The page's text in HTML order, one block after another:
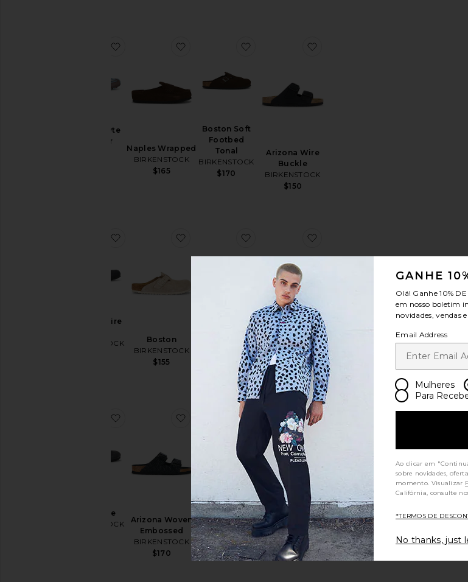
Gel-Sd-Lyte
Sneaker
favoritoGel-Sd-Lyte Sneaker
Naples Wrapped
BIRKENSTOCK
$165
favoritoNaples Wrapped
Boston Soft
Footbed
Tonal
BIRKENSTOCK
$170
favoritoBoston Soft Footbed Tonal
Arizona Wire
Buckle
BIRKENSTOCK
$150
Boston Wire
BIRKENSTOCK
favoritoBoston Wire Buckle
Boston
BIRKENSTOCK
$155
favoritoBoston
Boston Soft
BIRKENSTOCK
favoritoBoston Soft Footbed Tonal
FIVELA BOSTON
BIRKENSTOCK
$175
Exquisite
BIRKENSTOCK
favoritoBoston Exquisite
Arizona Woven
Embossed
BIRKENSTOCK
$170
favoritoArizona Woven Embossed
Solana
BIRKENSTOCK
$140
favoritoSolana
Atacama Ce
Sandal
BIRKENSTOCK
$135
favoritoAtacama Ce Sandal
GANHE
Olá! Ganhe10%
em nosso boletim
novidades, vendas
Email Address
Mulheres
Para
Ao clicar em
sobre novidades,
momento. Visualizar
Califórnia, consulte
*TERMOS DE
No thanks, just